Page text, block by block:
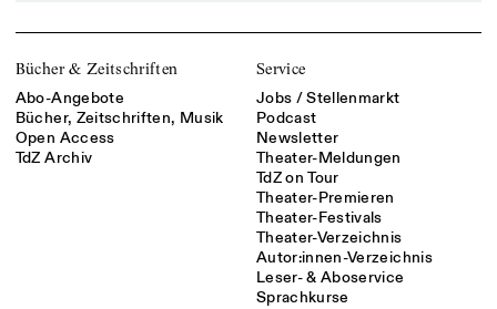
Bücher & Zeitschriften
Abo-Angebote
Bücher, Zeitschriften, Musik
Open Access
TdZ Archiv
Service
Jobs / Stellenmarkt
Podcast
Newsletter
Theater-Meldungen
TdZ on Tour
Theater-Premieren
Theater-Festivals
Theater-Verzeichnis
Autor:innen-Verzeichnis
Leser- & Aboservice
Sprachkurse